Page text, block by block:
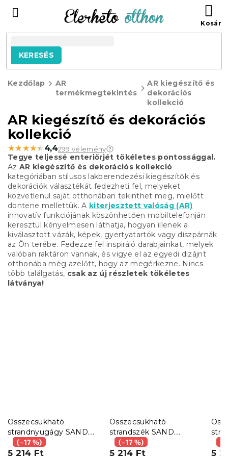
tartalomhoz
KERESÉS
Kezdőlap
AR
termékmegtekintés
AR kiegészítő és
dekorációs
kollekció
AR kiegészítő és dekorációs
kollekció
★★★★★
★★★★★ 4,4299 vélemény
Tegye teljessé enteriőrjét tökéletes pontossággal.
Az AR kiegészítő és dekorációs kollekció
kategóriában stílusos lakberendezési kiegészítők és
dekorációk választékát fedezheti fel, melyeket
közvetlenül saját otthonában tekinthet meg, mielőtt
döntene mellettük. A kiterjesztett valóság (AR)
innovatív funkciójának köszönhetően mobiltelefonján
keresztül kényelmesen láthatja, hogyan illenek a
kiválasztott vázák, képek, gyertyatartók vagy díszpárnák
az Ön terébe. Fedezze fel inspiráló darabjainkat, melyek
valóban raktáron vannak, és vigye el az egyedi dizájnt
otthonába még azelőtt, hogy az megérkezne. Nincs
több találgatás, csak az új részletek tökéletes
látványa!
Összecsukható
strandnyugágy SAND
ICE CREAM, színes
kivitel
(–17 %)
5 214 Ft
Összecsukható
strandszék SAND
STRIPES, zöld
(–17 %)
5 214 Ft 5